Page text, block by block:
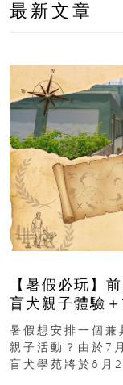
最新文章
【暑假必玩】
盲犬親子體驗
組免費名額
暑假想安排一個兼
親子活動？由於7
盲犬學苑將於8月